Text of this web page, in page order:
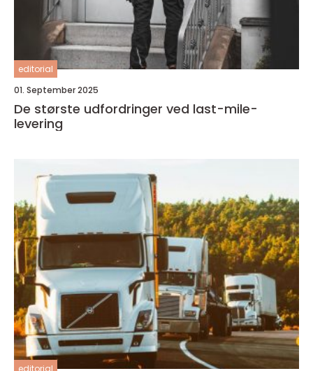
editorial
01. September 2025
De største udfordringer ved last-mile-
levering
editorial